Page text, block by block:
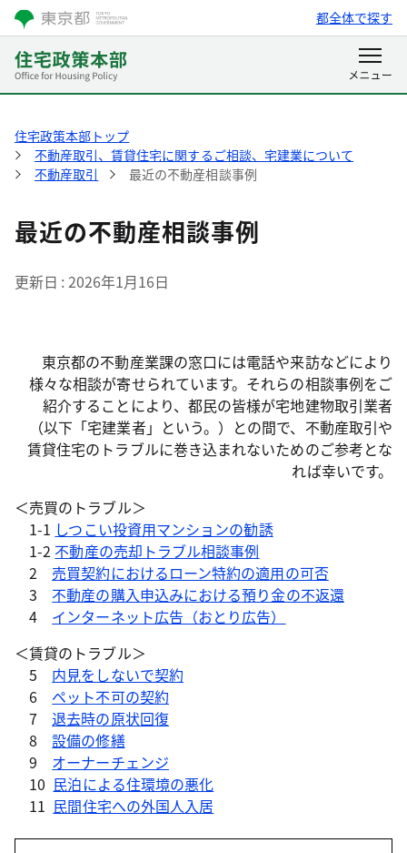
都全体で探す
住宅政策本部トップ
不動産取引、賃貸住宅に関するご相談、宅建業について
不動産取引
最近の不動産相談事例
最近の不動産相談事例
更新日 2026年1月16日
東京都の不動産業課の窓口には電話や来訪などにより
様々な相談が寄せられています。それらの相談事例をご
紹介することにより、都民の皆様が宅地建物取引業者
（以下「宅建業者」という。）との間で、不動産取引や
賃貸住宅のトラブルに巻き込まれないためのご参考とな
れば幸いです。
＜売買のトラブル＞
1-1 しつこい投資用マンションの勧誘
1-2 不動産の売却トラブル相談事例
2 売買契約におけるローン特約の適用の可否
3 不動産の購入申込みにおける預り金の不返還
4 インターネット広告（おとり広告）
＜賃貸のトラブル＞
5 内見をしないで契約
6 ペット不可の契約
7退去時の原状回復
8設備の修繕
9 オーナーチェンジ
10 民泊による住環境の悪化
11 民間住宅への外国人入居